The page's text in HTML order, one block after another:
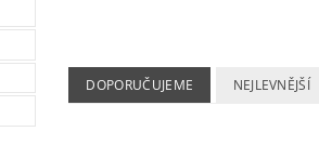
DOPORUČUJEME NEJLEVNĚJŠÍ